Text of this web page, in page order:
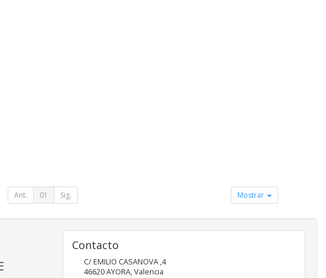
Ant. 01 Sig. Mostrar
Contacto
C/ EMILIO CASANOVA ,4
46620AYORA,Valencia